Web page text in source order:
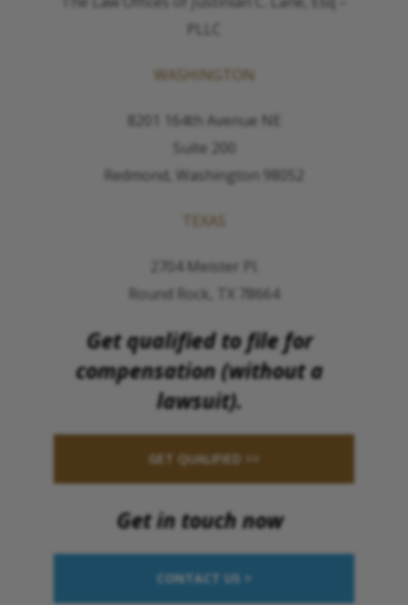
PLLC
WASHINGTON
8201 164th Avenue NE
Suite 200
Redmond, Washington 98052
TEXAS
2704 Meister Pl.
Round Rock, TX 78664
Get qualified to file for
compensation (without a
lawsuit).
GET QUALIFIED >>
Get in touch now
CONTACT US >